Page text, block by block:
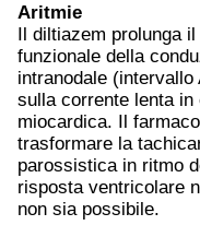
Aritmie
Il diltiazem prolunga
funzionale della
intranodale
sulla corrente lenta
miocardica. Il
trasformare la
parossistica in ritmo
risposta ventricolare
non sia possibile.